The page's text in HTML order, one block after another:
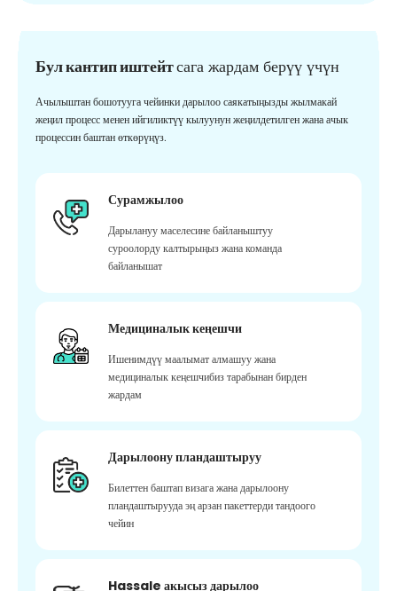
Бул кантип иштейтсага жардам берүү үчүн
Ачылыштан бошотууга чейинки дарылоо саякатыңызды жылмакай
жеңил процесс менен ийгиликтүү кылуунун жеңилдетилген жана ачык
процессин баштан өткөрүңүз.
Сурамжылоо
Дарылануу маселесине байланыштуу
суроолорду калтырыңыз жана команда
байланышат
Медициналык кеңешчи
Ишенимдүү маалымат алмашуу жана
медициналык кеңешчибиз тарабынан бирден
жардам
Дарылоону пландаштыруу
Билеттен баштап визага жана дарылоону
пландаштырууда эң арзан пакеттерди тандоого
чейин
Hassale акысыз дарылоо